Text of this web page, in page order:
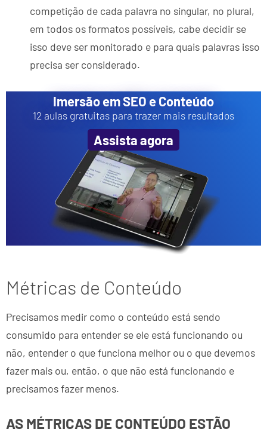
competição de cada palavra no singular, no plural,
em todos os formatos possíveis, cabe decidir se
isso deve ser monitorado e para quais palavras isso
precisa ser considerado.
Imersão em SEO e Conteúdo
12 aulas gratuitas para trazer mais resultados
Assista agora
Métricas de Conteúdo
Precisamos medir como o conteúdo está sendo
consumido para entender se ele está funcionando ou
não, entender o que funciona melhor ou o que devemos
fazer mais ou, então, o que não está funcionando e
precisamos fazer menos.
AS MÉTRICAS DE CONTEÚDO ESTÃO